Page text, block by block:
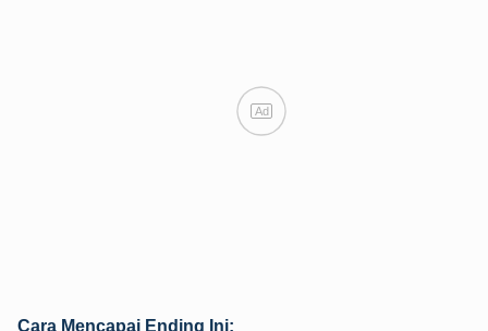
Ad
Cara Mencapai Ending Ini: